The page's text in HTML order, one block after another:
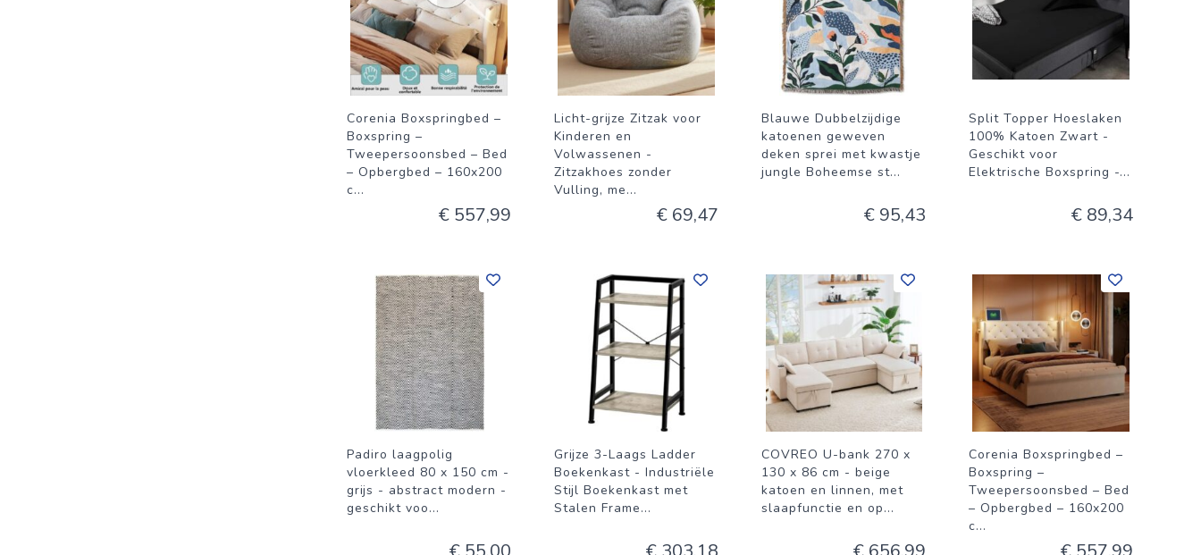
Corenia Boxspringbed –
Boxspring –
Tweepersoonsbed – Bed
– Opbergbed – 160x200
c...
€ 557,99
Licht-grijze Zitzak voor
Kinderen en
Volwassenen -
Zitzakhoes zonder
Vulling, me...
€ 69,47
Blauwe Dubbelzijdige
katoenen geweven
deken sprei met kwastje
jungle Boheemse st...
€ 95,43
Split Topper Hoeslaken
100% Katoen Zwart -
Geschikt voor
Elektrische Boxspring -...
€ 89,34
Padiro laagpolig
vloerkleed 80 x 150 cm -
grijs - abstract modern -
geschikt voo...
Grijze 3-Laags Ladder
Boekenkast - Industriële
Stijl Boekenkast met
Stalen Frame...
COVREO U-bank 270 x
130 x 86 cm - beige
katoen en linnen, met
slaapfunctie en op...
Corenia Boxspringbed –
Boxspring –
Tweepersoonsbed – Bed
– Opbergbed – 160x200
c...